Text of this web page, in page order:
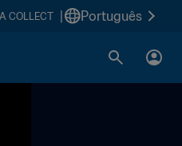
COLLECT Português